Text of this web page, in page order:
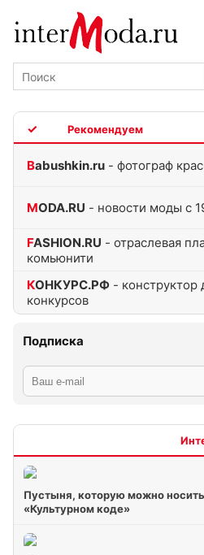
Babushkin.ru - фотограф
MODA.RU - новости моды с
FASHION.RU - отраслевая
комьюнити
КОНКУРС.РФ - конструктор
конкурсов
Подписка
Пустыня, которую можно
«Культурном коде»